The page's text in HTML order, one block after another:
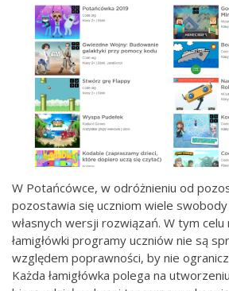
W Potańcówce, w odróżnieniu od
pozostawia się uczniom wiele
własnych wersji rozwiązań. W tym
łamigłówki programy uczniów nie są
względem poprawności, by nie
Każda łamigłówka polega na